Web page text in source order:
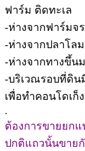
ฟาร์ม ติดทะเล
-ห่างจากฟาร์มจ
-ห่างจากปลาโล
-ห่างจากทางขึ้นม
-บริเวณรอบที่ดิน
เพื่อทำคอนโดเก็
.
ต้องการขายยกแ
ปกติแถวนั้นขายกั